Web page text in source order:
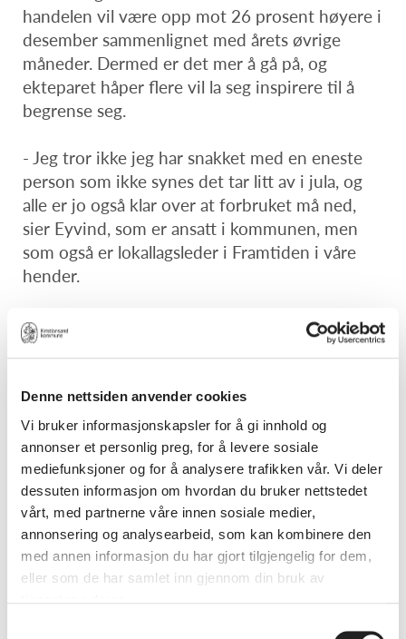
Denne nettsiden anvender cookies
Vi bruker informasjonskapsler for å gi innhold og
annonser et personlig preg, for å levere sosiale
mediefunksjoner og for å analysere trafikken vår. Vi deler
dessuten informasjon om hvordan du bruker nettstedet
vårt, med partnerne våre innen sosiale medier,
annonsering og analysearbeid, som kan kombinere den
med annen informasjon du har gjort tilgjengelig for dem,
eller som de har samlet inn gjennom din bruk av
handelen vil være opp mot 26 prosent høyere i
desember sammenlignet med årets øvrige
måneder. Dermed er det mer å gå på, og
ekteparet håper flere vil la seg inspirere til å
begrense seg.
- Jeg tror ikke jeg har snakket med en eneste
person som ikke synes det tar litt av i jula, og
alle er jo også klar over at forbruket må ned,
sier Eyvind, som er ansatt i kommunen, men
som også er lokallagsleder i Framtiden i våre
hender.
Men han og kona forstår at noen synes det er
vanskelig å vite hvordan de skal begrense seg,
uten å virke kjip eller smålig.
- Mye i jula handler om vaner og tradisjoner, og
nettopp derfor er det kanskje litt ubehagelig å
foreslå endring, men skal vi redusere forbruket
så må vi snakke om det, mener Kjerstin.
Gi opplevelser eller penger
Hvis besteforeldre synes det er smålig å ikke gi